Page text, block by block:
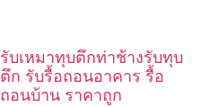
รับเหมาทุบตึกท่าช้างรับทุบ
ตึก รับรื้อถอนอาคาร รื้อ
ถอนบ้าน ราคาถูก